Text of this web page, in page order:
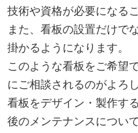
技術や資格が必要になる
また、看板の設置だけで
掛かるようになります。
このような看板をご希望
にご相談されるのがよろ
看板をデザイン・製作す
後のメンテナンスについ